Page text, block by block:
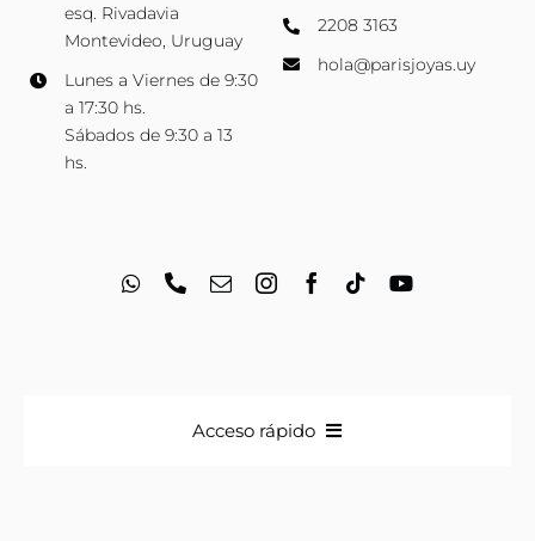
esq. Rivadavia
Montevideo, Uruguay
Lunes a Viernes de 9:30
a 17:30 hs.
Sábados de 9:30 a 13
hs.
2208 3163
hola@parisjoyas.uy
Acceso rápido